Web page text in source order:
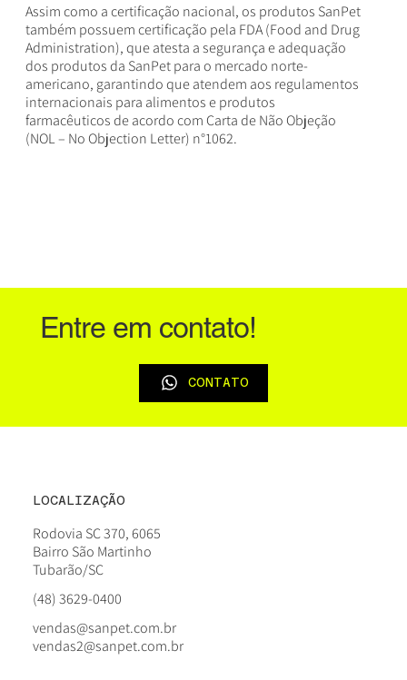
Assim como a certificação nacional, os produtos SanPet
também possuem certificação pela FDA (Food and Drug
Administration), que atesta a segurança e adequação
dos produtos da SanPet para o mercado norte-
americano, garantindo que atendem aos regulamentos
internacionais para alimentos e produtos
farmacêuticos de acordo com Carta de Não Objeção
(NOL – No Objection Letter) n°1062.
Entre em contato!
CONTATO
LOCALIZAÇÃO
Rodovia SC 370, 6065
Bairro São Martinho
Tubarão/SC
(48) 3629-0400
vendas@sanpet.com.br
vendas2@sanpet.com.br